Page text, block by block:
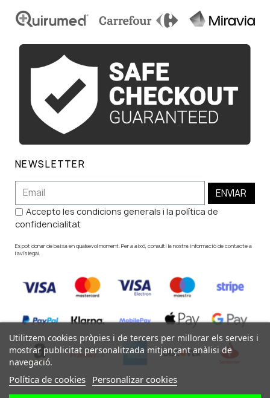
NEWSLETTER
ENVIAR
Accepto les condicions generals i la política de
confidencialitat
Es pot donar de baixa en qualsevol moment. Per a això, consulti la nostra informació de contacte a
l'avís legal.
Utilitzem cookies pròpies i de tercers per millorar els serveis i
mostrar publicitat personalitzada mitjançant anàlisi de
navegació.
Política de cookies Personalizar cookies